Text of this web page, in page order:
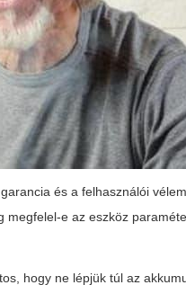
és a felhasználói
e az eszköz
hogy ne lépjük túl az